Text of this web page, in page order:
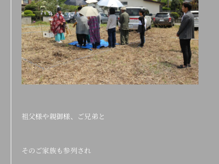
祖父様や親御様、ご兄弟と
そのご家族も参列され